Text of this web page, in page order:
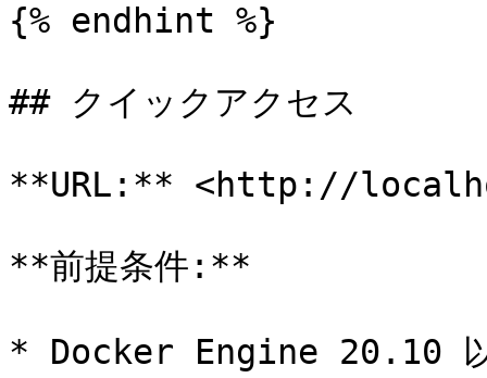
{% endhint %}
## クイックアクセス
**URL:** <http://
**前提条件:**
* Docker Engine 20.10 以